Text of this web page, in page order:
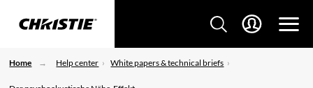
Home Help center White papers & technical briefs